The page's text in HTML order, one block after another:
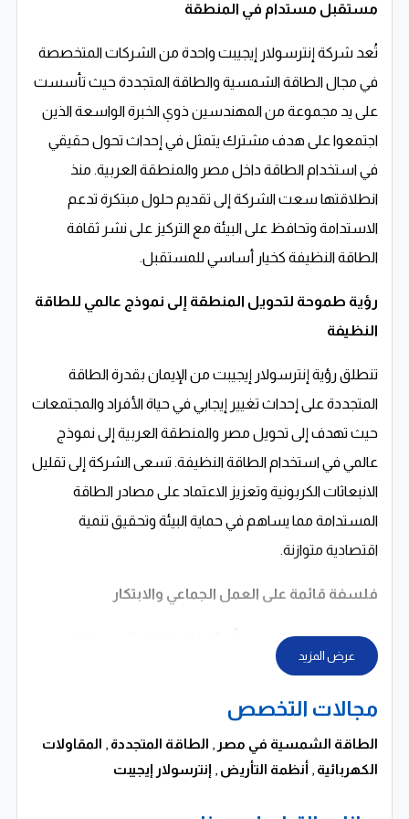
مستقبل مستدام في المنطقة
تُعد شركة إنترسولار إيجيبت واحدة من الشركات المتخصصة
في مجال الطاقة الشمسية والطاقة المتجددة حيث تأسست
على يد مجموعة من المهندسين ذوي الخبرة الواسعة الذين
اجتمعوا على هدف مشترك يتمثل في إحداث تحول حقيقي
في استخدام الطاقة داخل مصر والمنطقة العربية. منذ
انطلاقتها سعت الشركة إلى تقديم حلول مبتكرة تدعم
الاستدامة وتحافظ على البيئة مع التركيز على نشر ثقافة
الطاقة النظيفة كخيار أساسي للمستقبل.
رؤية طموحة لتحويل المنطقة إلى نموذج عالمي للطاقة
النظيفة
تنطلق رؤية إنترسولار إيجيبت من الإيمان بقدرة الطاقة
المتجددة على إحداث تغيير إيجابي في حياة الأفراد والمجتمعات
حيث تهدف إلى تحويل مصر والمنطقة العربية إلى نموذج
عالمي في استخدام الطاقة النظيفة. تسعى الشركة إلى تقليل
الانبعاثات الكربونية وتعزيز الاعتماد على مصادر الطاقة
المستدامة مما يساهم في حماية البيئة وتحقيق تنمية
اقتصادية متوازنة.
فلسفة قائمة على العمل الجماعي والابتكار
تؤمن إنترسولار إيجيبت بأن النجاح لا يتحقق إلا من خلال
العمل الجماعي والتعاون حيث تعتمد على فريق متكامل من
التكامل بين الخبرات يتيح تقديم حلول مبتكرة قادرة على
مواجهة التحديات وتحقيق نتائج متميزة. كما تعتبر الشركة أن
التميز في سوق الطاقة.
عرض المزيد
مجالات التخصص
الطاقة الشمسية في مصر , الطاقة المتجددة , المقاولات
الكهربائية , أنظمة التأريض , إنترسولار إيجيبت